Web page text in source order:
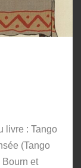
livre : Tango
(Tango
Bourn et